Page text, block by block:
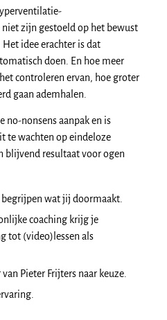
zijn gestoeld op het bewust
idee erachter is dat
doen. En hoe meer
controleren ervan, hoe groter
gaan ademhalen.
no-nonsens aanpak en is
te wachten op eindeloze
blijvend resultaat voor ogen
begrijpen wat jij doormaakt.
coaching krijg je
tot (video)lessen als
Pieter Frijters naar keuze.